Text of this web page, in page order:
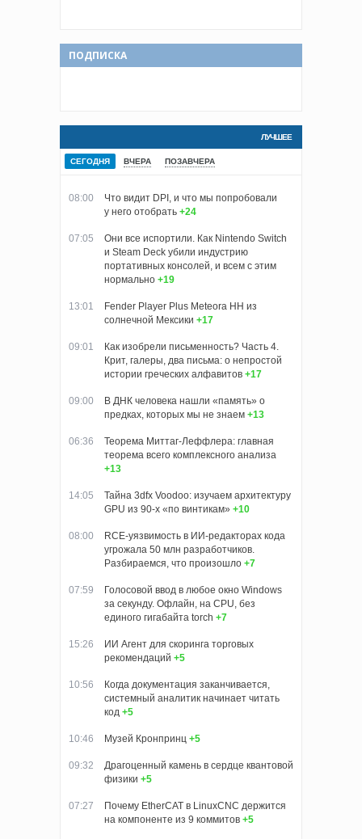
ПОДПИСКА
ЛУЧШЕЕ
СЕГОДНЯ ВЧЕРА ПОЗАВЧЕРА
08:00
Что видит DPI, и что мы попробовали
у него отобрать +24
07:05
Они все испортили. Как Nintendo Switch
и Steam Deck убили индустрию
портативных консолей, и всем с этим
нормально +19
13:01
Fender Player Plus Meteora HH из
солнечной Мексики +17
09:01
Как изобрели письменность? Часть 4.
Крит, галеры, два письма: о непростой
истории греческих алфавитов +17
09:00
В ДНК человека нашли «память» о
предках, которых мы не знаем +13
06:36
Теорема Миттаг-Леффлера: главная
теорема всего комплексного анализа
+13
14:05
Тайна 3dfx Voodoo: изучаем архитектуру
GPU из 90-х «по винтикам» +10
08:00
RCE-уязвимость в ИИ-редакторах кода
угрожала 50 млн разработчиков.
Разбираемся, что произошло +7
07:59
Голосовой ввод в любое окно Windows
за секунду. Офлайн, на CPU, без
единого гигабайта torch +7
15:26
ИИ Агент для скоринга торговых
рекомендаций +5
10:56
Когда документация заканчивается,
системный аналитик начинает читать
код +5
10:46 Музей Кронпринц +5
09:32
Драгоценный камень в сердце квантовой
физики +5
07:27
Почему EtherCAT в LinuxCNC держится
на компоненте из 9 коммитов +5